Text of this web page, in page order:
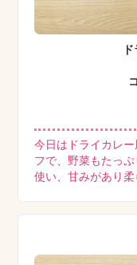
今日はドライカレ
フで、野菜もたっ
使い、甘みがあり